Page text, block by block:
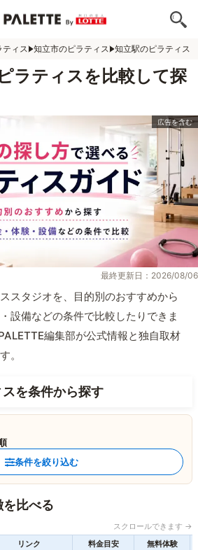
ティス 知立市のピラティス 知立駅のピラティス
ラティスを比較して探
最終更新日：2026/08/06
スタジオを、目的別のおすすめから
設備などの条件で比較したりできま
編集部が公式情報と独自取材
。
を条件から探す
条件を絞り込む
比べる
スクロールできます →
リンク 料金目安 無料体験